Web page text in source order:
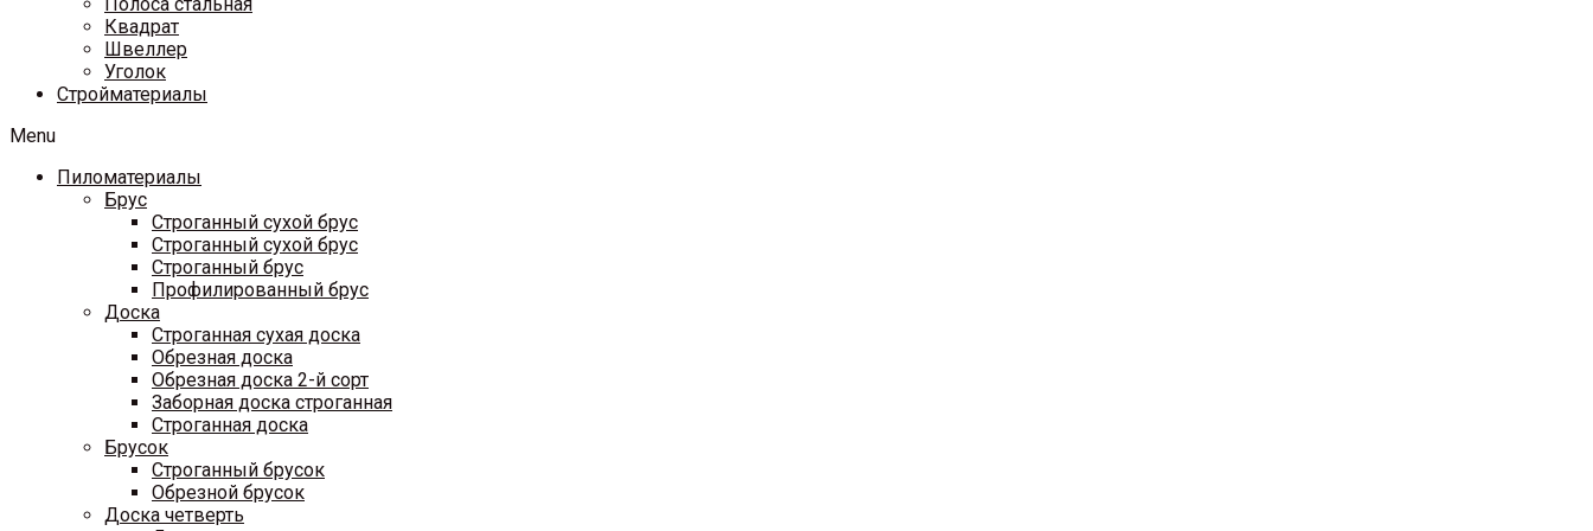
Квадрат
Швеллер
Уголок
Стройматериалы
Menu
Пиломатериалы
Брус
Строганный сухой брус
Строганный сухой брус
Строганный брус
Профилированный брус
Доска
Строганная сухая доска
Обрезная доска
Обрезная доска 2-й сорт
Заборная доска строганная
Строганная доска
Брусок
Строганный брусок
Обрезной брусок
Доска четверть